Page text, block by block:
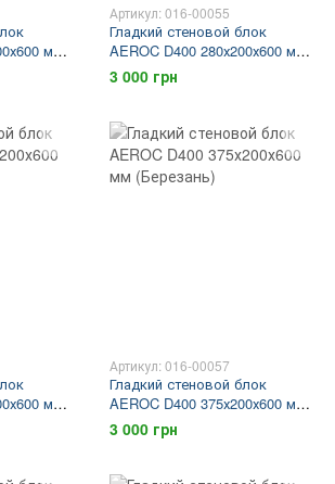
мм
Артикул: 016-00055
Гладкий стеновой блок
AEROC D400 280х200х600 мм
(Березань)
3 000 грн
мм
Артикул: 016-00057
Гладкий стеновой блок
AEROC D400 375х200х600 мм
(Березань)
3 000 грн